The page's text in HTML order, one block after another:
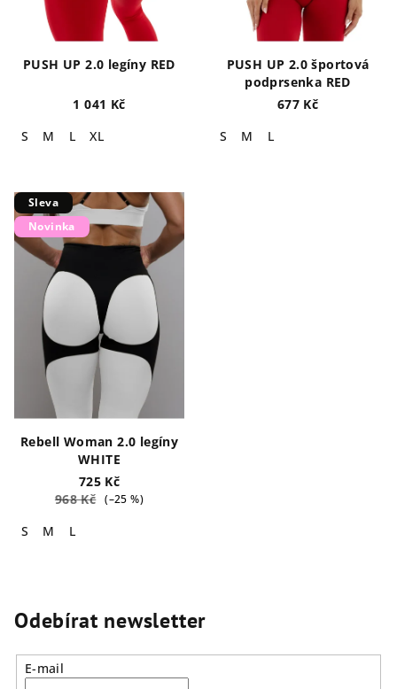
PUSH UP 2.0 legíny RED
1 041 Kč
S
M L XL
PUSH UP 2.0 športová
podprsenka RED
677 Kč
S
M L
Sleva
Novinka
Rebell Woman 2.0 legíny
WHITE
725 Kč
968 Kč (–25 %)
S M L
Odebírat newsletter
E-mail